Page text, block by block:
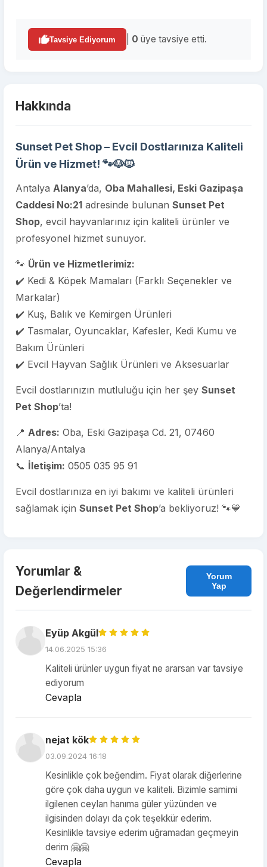
Tavsiye Ediyorum 0 üye tavsiye etti.
Hakkında
Sunset Pet Shop – Evcil Dostlarınıza Kaliteli
Ürün ve Hizmet! 🐾🐶🐱
Antalya Alanya’da, Oba Mahallesi, Eski Gazipaşa
Caddesi No:21 adresinde bulunan Sunset Pet
Shop, evcil hayvanlarınız için kaliteli ürünler ve
profesyonel hizmet sunuyor.
🐾 Ürün ve Hizmetlerimiz:
✔️ Kedi & Köpek Mamaları (Farklı Seçenekler ve
Markalar)
✔️ Kuş, Balık ve Kemirgen Ürünleri
✔️ Tasmalar, Oyuncaklar, Kafesler, Kedi Kumu ve
Bakım Ürünleri
✔️ Evcil Hayvan Sağlık Ürünleri ve Aksesuarlar
Evcil dostlarınızın mutluluğu için her şey Sunset
Pet Shop’ta!
📍 Adres: Oba, Eski Gazipaşa Cd. 21, 07460
Alanya/Antalya
📞 İletişim: 0505 035 95 91
Evcil dostlarınıza en iyi bakımı ve kaliteli ürünleri
sağlamak için Sunset Pet Shop’a bekliyoruz! 🐾💙
Yorumlar &
Değerlendirmeler
Yorum
Yap
Eyüp Akgül
14.06.2025 15:36
Kaliteli ürünler uygun fiyat ne ararsan var tavsiye
ediyorum
Cevapla
nejat kök
03.09.2024 16:18
Kesinlikle çok beğendim. Fiyat olarak diğerlerine
göre çok daha uygun ve kaliteli. Bizimle samimi
ilgilenen ceylan hanıma güler yüzünden ve
ilgisinden dolayı da çok teşekkür ederim.
Kesinlikle tavsiye ederim uğramadan geçmeyin
derim 🤗🤗
Cevapla